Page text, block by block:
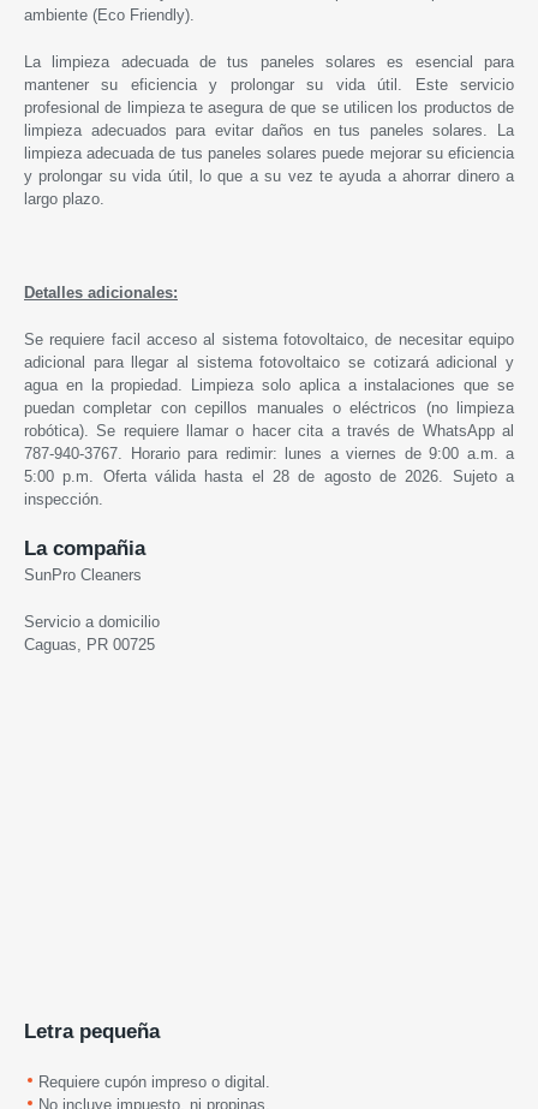
ambiente (Eco Friendly).
La limpieza adecuada de tus paneles solares es esencial para
mantener su eficiencia y prolongar su vida útil. Este servicio
profesional de limpieza te asegura de que se utilicen los productos de
limpieza adecuados para evitar daños en tus paneles solares. La
limpieza adecuada de tus paneles solares puede mejorar su eficiencia
y prolongar su vida útil, lo que a su vez te ayuda a ahorrar dinero a
largo plazo.
Detalles adicionales:
Se requiere facil acceso al sistema fotovoltaico, de necesitar equipo
adicional para llegar al sistema fotovoltaico se cotizará adicional y
agua en la propiedad. Limpieza solo aplica a instalaciones que se
puedan completar con cepillos manuales o eléctricos (no limpieza
robótica). Se requiere llamar o hacer cita a través de WhatsApp al
787-940-3767. Horario para redimir: lunes a viernes de 9:00 a.m. a
5:00 p.m. Oferta válida hasta el 28 de agosto de 2026. Sujeto a
inspección.
La compañia
SunPro Cleaners
Servicio a domicilio
Caguas, PR 00725
Letra pequeña
Requiere cupón impreso o digital.
No incluye impuesto, ni propinas.